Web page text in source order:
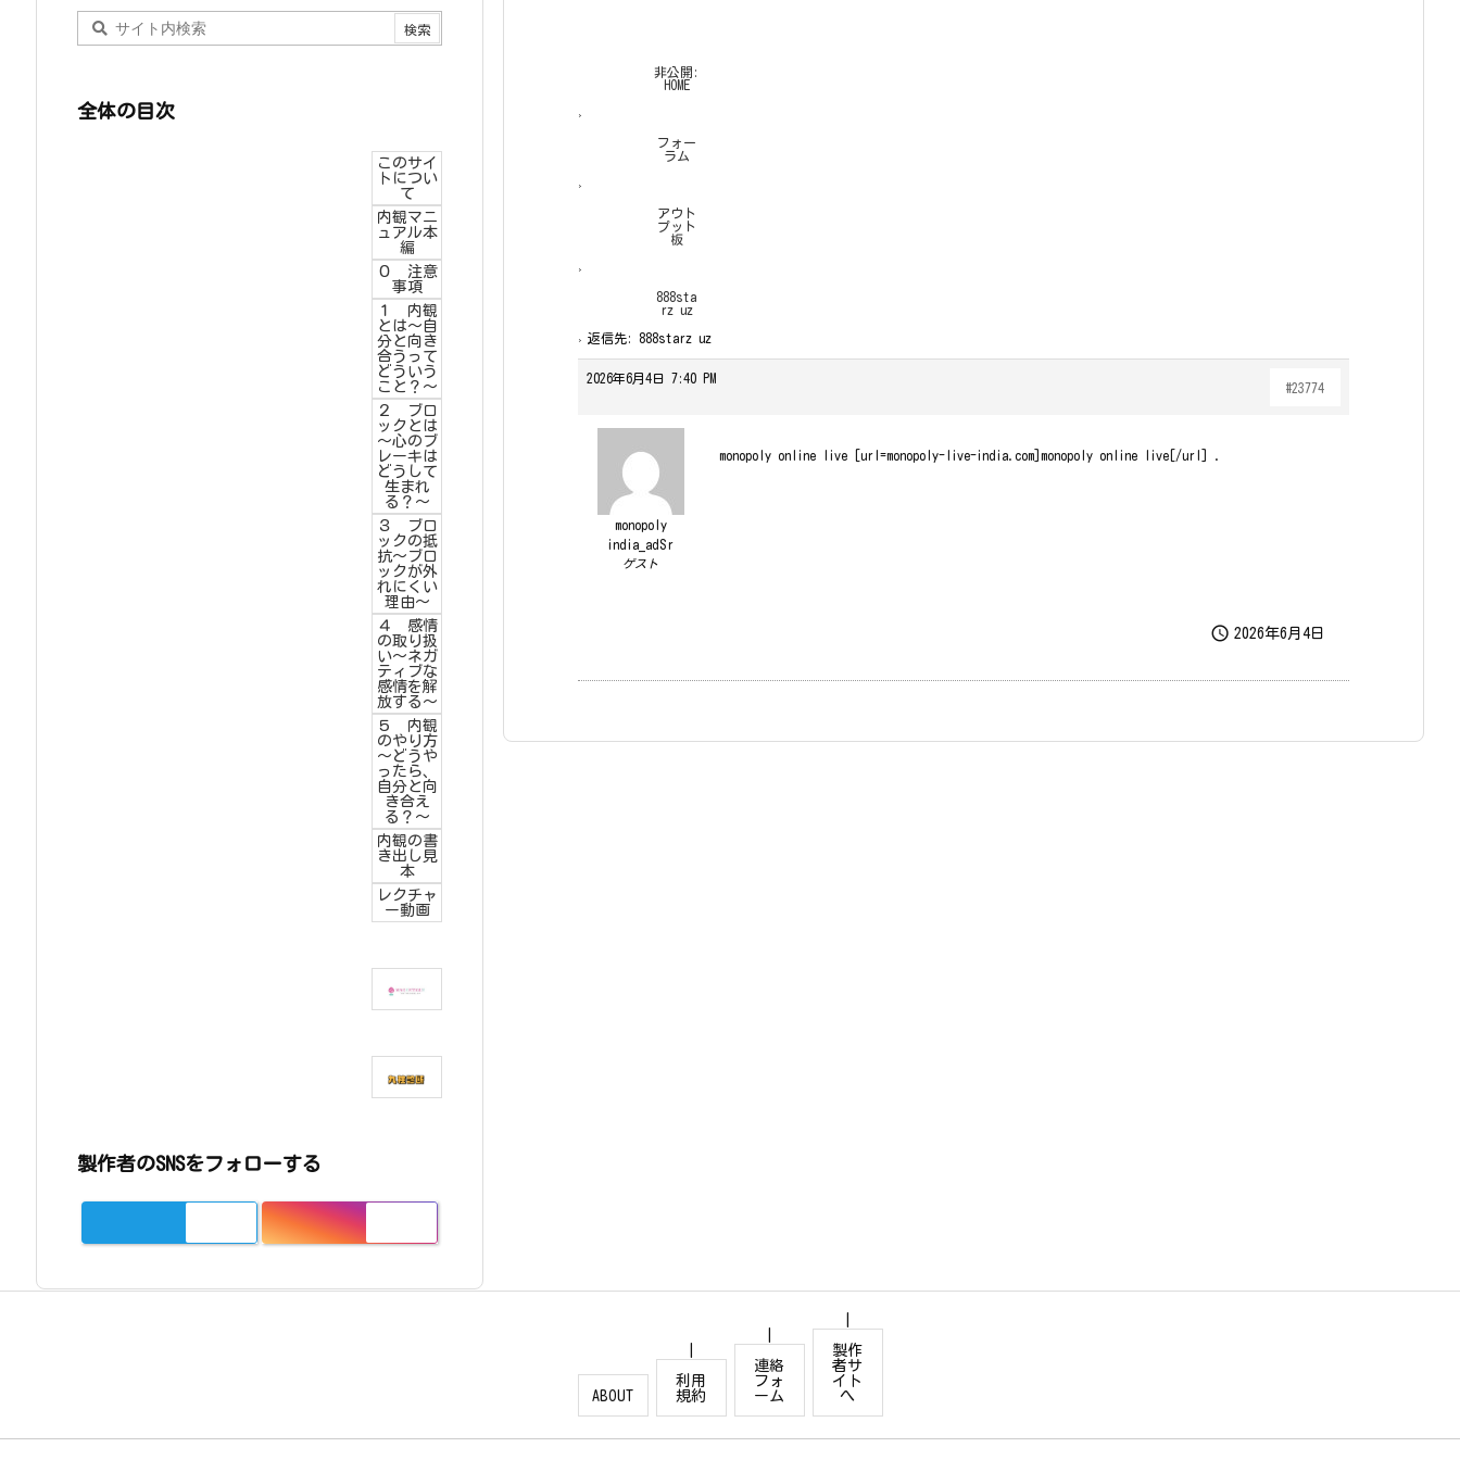
非公開:
HOME
›
フォー
ラム
›
アウト
プット
板
›
888sta
rz uz
› 返信先: 888starz uz
2026年6月4日 7:40 PM
#23774
monopoly
india_adSr
ゲスト
monopoly online live [url=monopoly-live-india.com]monopoly online live[/url] .
 2026年6月4日
全体の目次
このサイ
トについ
て
内観マニ
ュアル本
編
０ 注意
事項
１ 内観
とは～自
分と向き
合うって
どういう
こと？～
２ ブロ
ックとは
～心のブ
レーキは
どうして
生まれ
る？～
３ ブロ
ックの抵
抗～ブロ
ックが外
れにくい
理由～
４ 感情
の取り扱
い～ネガ
ティブな
感情を解
放する～
５ 内観
のやり方
～どうや
ったら、
自分と向
き合え
る？～
内観の書
き出し見
本
レクチャ
ー動画
製作者のSNSをフォローする
ABOUT
利用
規約
連絡
フォ
ーム
製作
者サ
イト
へ